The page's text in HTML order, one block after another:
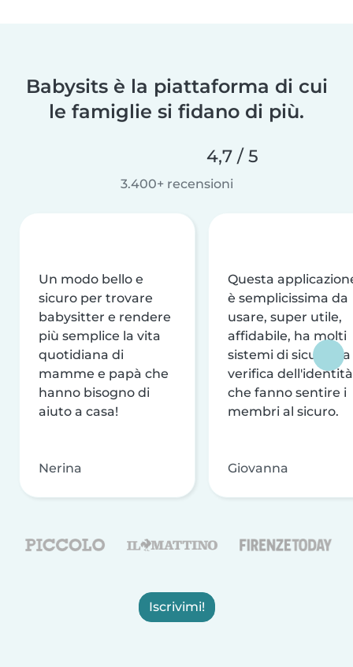
Babysits è la piattaforma di cui
le famiglie si fidano di più.
4,7 / 5
3.400+ recensioni
Un modo bello e
sicuro per trovare
babysitter e rendere
più semplice la vita
quotidiana di
mamme e papà che
hanno bisogno di
aiuto a casa!
Nerina
Questa
è semplicissima da
usare, super utile,
affidabile, ha molti
sistemi di sicurezza
verifica dell'identità
che fanno sentire i
membri al sicuro.
Giovanna
Iscrivimi!